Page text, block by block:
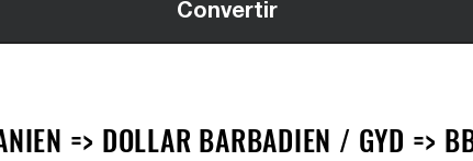
=> DOLLAR BARBADIEN / GYD =>